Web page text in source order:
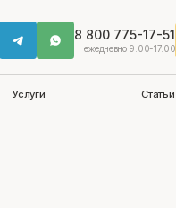
8 800 775-17-51
ежедневно 9.00-17.00
Услуги Статьи